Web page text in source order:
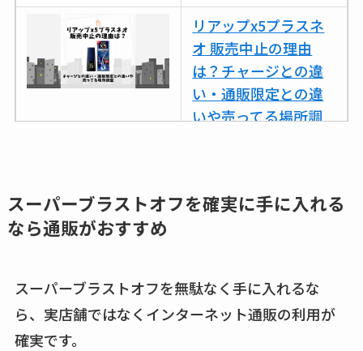
リアップx5プラスネ
オ 販売中止の理由
は？チャージとの違
い・通販限定との違
いや売ってる場所調
め替えはどこで売っ
てる？ドンキ・ロフ
アクアテクトゲルが
売ってる場所はど
スーパーブラストオフを確実に手に入れる
なら通販がおすすめ
スーパーブラストオフを無駄なく手に入れるな
ら、実店舗ではなくインターネット通販の利用が
確実です。